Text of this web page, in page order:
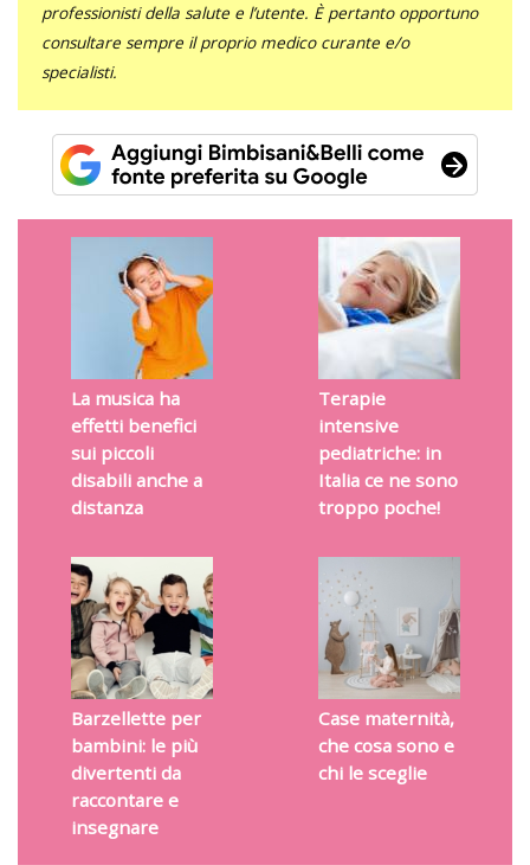
professionisti della salute e l’utente. È pertanto opportuno
consultare sempre il proprio medico curante e/o
specialisti.
La musica ha
effetti benefici
sui piccoli
disabili anche a
distanza
Terapie
intensive
pediatriche: in
Italia ce ne sono
troppo poche!
Barzellette per
bambini: le più
divertenti da
raccontare e
insegnare
Case maternità,
che cosa sono e
chi le sceglie